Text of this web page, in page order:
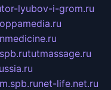
tor-lyubov-i-grom.ru
tutmassage.ru
net-life.net.ru